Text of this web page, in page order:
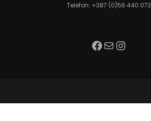
Telefon: +387 (0)56 440 072
Facebook Mail Instagram